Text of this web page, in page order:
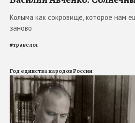
Колыма как сокровище, которое нам
заново
#травелог
Год единства народов России